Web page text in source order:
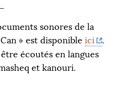
sonores de la
» est disponible ici
.
écoutés en langues
et kanouri.